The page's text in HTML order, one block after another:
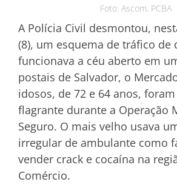
Foto: Ascom, PCBA
A Polícia Civil desmontou,
(8), um esquema de tráfico de
funcionava a céu aberto em
postais de Salvador, o
idosos, de 72 e 64 anos,
flagrante durante a Operação
Seguro. O mais velho usava
irregular de ambulante como
vender crack e cocaína na
Comércio.